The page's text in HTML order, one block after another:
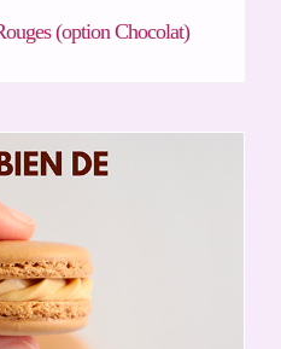
(option Chocolat)